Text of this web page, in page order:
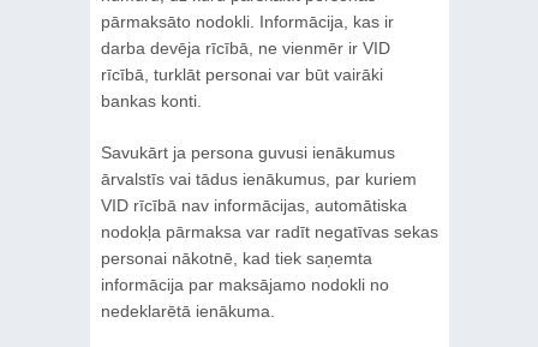
pārmaksāto nodokli. Informācija, kas ir
darba devēja rīcībā, ne vienmēr ir VID
rīcībā, turklāt personai var būt vairāki
bankas konti.
Savukārt ja persona guvusi ienākumus
ārvalstīs vai tādus ienākumus, par kuriem
VID rīcībā nav informācijas, automātiska
nodokļa pārmaksa var radīt negatīvas sekas
personai nākotnē, kad tiek saņemta
informācija par maksājamo nodokli no
nedeklarētā ienākuma.